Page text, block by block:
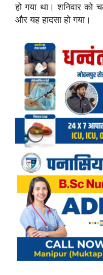
हो गया था। शनिवार को
और यह हादसा हो गया।